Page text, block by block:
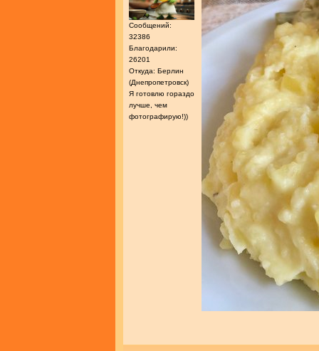
Сообщений:
32386
Благодарили:
26201
Откуда: Берлин
(Днепропетровск)
Я готовлю гораздо
лучше, чем
фотографирую!))